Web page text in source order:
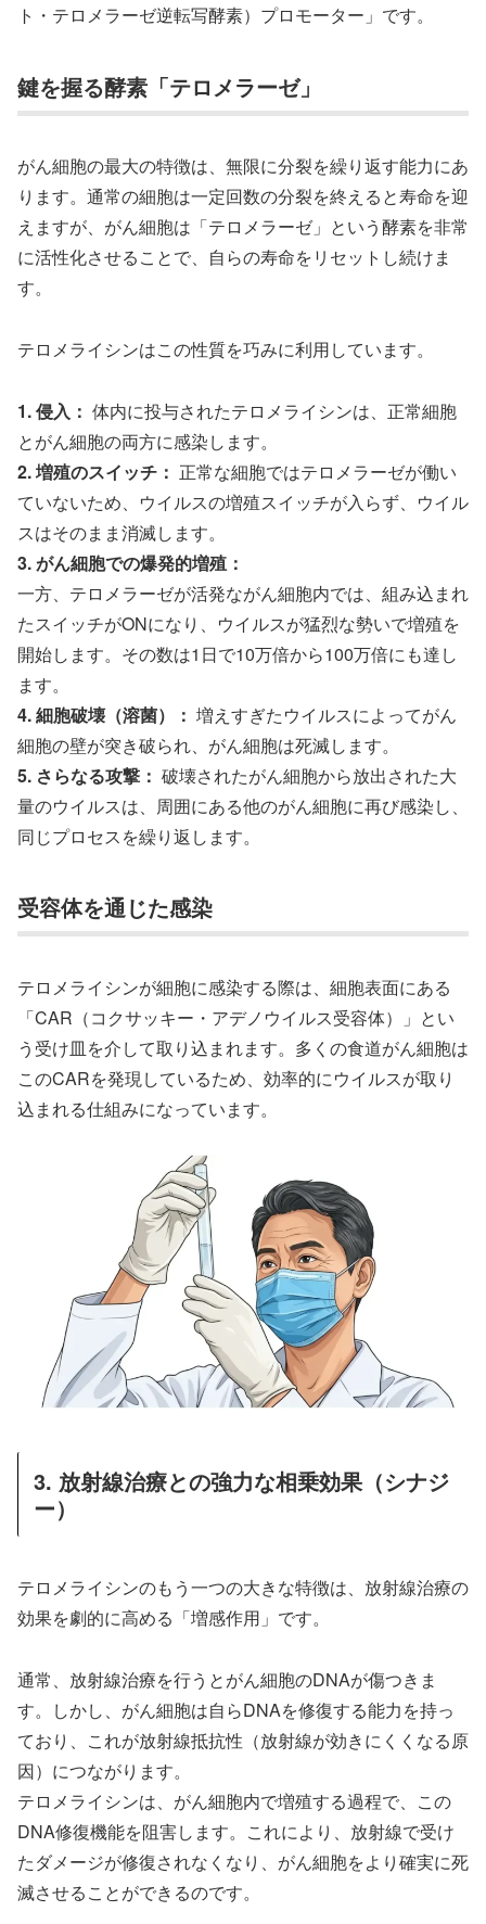
ト・テロメラーゼ逆転写酵素）プロモーター」です。
鍵を握る酵素「テロメラーゼ」
がん細胞の最大の特徴は、無限に分裂を繰り返す能力にあ
ります。通常の細胞は一定回数の分裂を終えると寿命を迎
えますが、がん細胞は「テロメラーゼ」という酵素を非常
に活性化させることで、自らの寿命をリセットし続けま
す。
テロメライシンはこの性質を巧みに利用しています。
1. 侵入： 体内に投与されたテロメライシンは、正常細胞
とがん細胞の両方に感染します。
2. 増殖のスイッチ： 正常な細胞ではテロメラーゼが働い
ていないため、ウイルスの増殖スイッチが入らず、ウイル
スはそのまま消滅します。
3. がん細胞での爆発的増殖：
一方、テロメラーゼが活発ながん細胞内では、組み込まれ
たスイッチがONになり、ウイルスが猛烈な勢いで増殖を
開始します。その数は1日で10万倍から100万倍にも達し
ます。
4. 細胞破壊（溶菌）： 増えすぎたウイルスによってがん
細胞の壁が突き破られ、がん細胞は死滅します。
5. さらなる攻撃： 破壊されたがん細胞から放出された大
量のウイルスは、周囲にある他のがん細胞に再び感染し、
同じプロセスを繰り返します。
受容体を通じた感染
テロメライシンが細胞に感染する際は、細胞表面にある
「CAR（コクサッキー・アデノウイルス受容体）」とい
う受け皿を介して取り込まれます。多くの食道がん細胞は
このCARを発現しているため、効率的にウイルスが取り
込まれる仕組みになっています。
3. 放射線治療との強力な相乗効果（シナジ
ー）
テロメライシンのもう一つの大きな特徴は、放射線治療の
効果を劇的に高める「増感作用」です。
通常、放射線治療を行うとがん細胞のDNAが傷つきま
す。しかし、がん細胞は自らDNAを修復する能力を持っ
ており、これが放射線抵抗性（放射線が効きにくくなる原
因）につながります。
テロメライシンは、がん細胞内で増殖する過程で、この
DNA修復機能を阻害します。これにより、放射線で受け
たダメージが修復されなくなり、がん細胞をより確実に死
滅させることができるのです。